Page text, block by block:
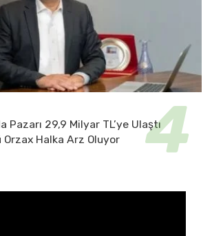
Pazarı 29,9 Milyar TL’ye Ulaştı
Halka Arz Oluyor